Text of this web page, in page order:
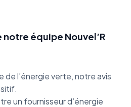
équipe Nouvel’R
de l’énergie verte, notre avis
un fournisseur d’énergie